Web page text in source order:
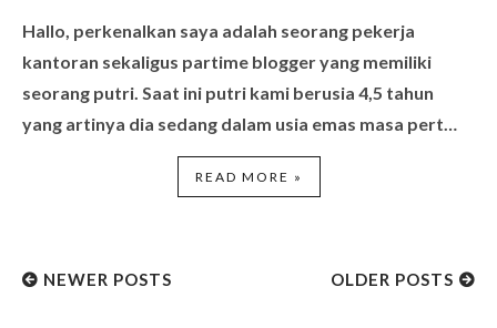
Hallo, perkenalkan saya adalah seorang pekerja
kantoran sekaligus partime blogger yang memiliki
seorang putri. Saat ini putri kami berusia 4,5 tahun
yang artinya dia sedang dalam usia emas masa pert…
READ MORE »
NEWER POSTS OLDER POSTS